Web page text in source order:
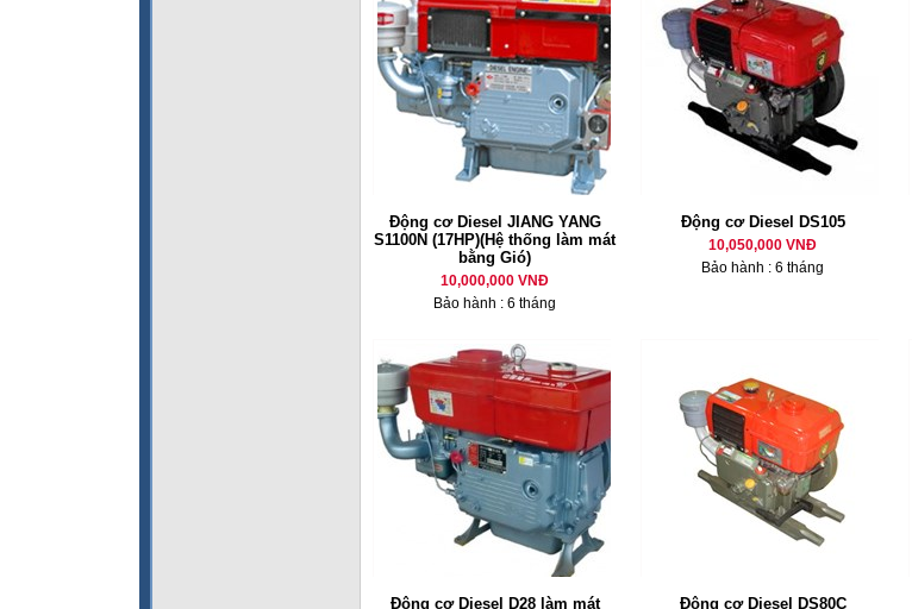
Động cơ Diesel JIANG YANG
S1100N (17HP)(Hệ thống làm mát
bằng Gió)
10,000,000 VNĐ
Bảo hành : 6 tháng
Động cơ Diesel DS105
10,050,000 VNĐ
Bảo hành : 6 tháng
Động cơ Diesel D28 làm mát Động cơ Diesel DS80C